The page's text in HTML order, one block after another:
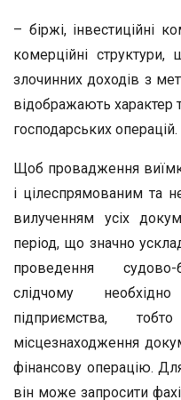
– біржі, інвестиційні
комерційні структури,
злочинних доходів з
відображають характер
господарських операцій.
Щоб провадження
і цілеспрямованим та
вилученням усіх
період, що значно
проведення судово-
слідчому
підприємства,
місцезнаходження
фінансову операцію.
він може запросити